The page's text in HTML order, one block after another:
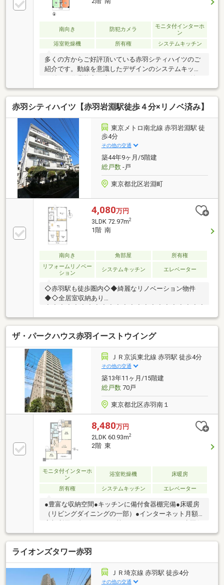
南向き 防犯カメラ
モニタ付インターホ
ン
浴室乾燥機
所有権 システムキッチン
多くの方からご好評頂いている赤羽シティハイツのご
紹介です。動線を意識したデザインのシステムキッチ
なので、部屋から訪問者の顔を確認できます。
赤羽シティハイツ【赤羽岩淵駅徒歩４分×リノベ済み】
東京メトロ南北線 赤羽岩淵駅 徒
歩4分
その他の交通
築44年9ヶ月/5階建
総戸数-戸
東京都北区岩淵町
4,080万円
3LDK 72.97m2
1階 南
南向き 角部屋
所有権
リフォームリノベー
ション
システムキッチン エレベーター
◇赤羽駅も徒歩圏内◇◆綺麗なリノベーション物件
◆◇全居室収納あり
イフプラン】本物件においての住宅ローンシミュレー
ションはもちろん、本物件購入後１０～２０年後のラ
イフサイクルの変化を見据えた長期的なライフプラン
シミュレーションを実施します。【物件調査報告書】
本物件に関する独自の物件調査報告書を作成します。
重要事項説明に載らないような住んでから気になる事
項を色々な角度から調査して、お客様にとっての購入
リスクの有無を徹底的に確認して提供します。
◇◆◇◆◇◆◇◆◇◆◇◆◇◆◇◆◇◆◇◆◇◆◇
ザ・パークハウス赤羽イーストウイング
ＪＲ京浜東北線 赤羽駅 徒歩4分
その他の交通
築13年11ヶ月/15階建
総戸数70戸
東京都北区赤羽南１
8,480万円
2LDK 60.93m2
2階 東
モニタ付インターホ
ン
浴室乾燥機 床暖房
所有権 システムキッチン エレベーター
●豊富な収納空間●キッチンに備付食器棚完備●床暖房
（リビングダイニングの一部）●インターネット月額
育園・・・・・徒歩4分（約280m）■聖母の騎士幼稚
園・・徒歩5分（約400m）■都の北学園（小学校・中
学校） ・・・徒歩12分（約960m）■
ダイエー・・・・・・徒歩5分（約380m）■赤羽公
園・・・・・・徒歩3分（約220m）上記は一部のご紹
介となります。詳細は「担当：小野田」まで！
ライオンズタワー赤羽
ＪＲ埼京線 赤羽駅 徒歩4分
その他の交通